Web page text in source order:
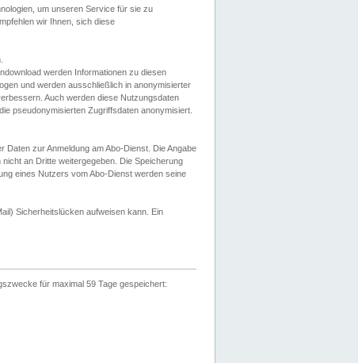
um unseren Service für sie zu
wir Ihnen, sich diese
werden Informationen zu diesen
und werden ausschließlich in anonymisierter
Auch werden diese Nutzungsdaten
pseudonymisierten Zugriffsdaten anonymisiert.
Daten zur Anmeldung am Abo-Dienst. Die Angabe
an Dritte weitergegeben. Die Speicherung
eines Nutzers vom Abo-Dienst werden seine
Sicherheitslücken aufweisen kann. Ein
für maximal 59 Tage gespeichert: